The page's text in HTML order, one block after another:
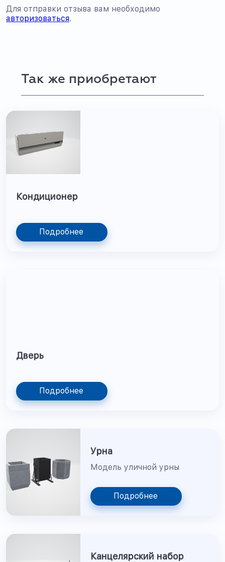
Для отправки отзыва вам необходимо
авторизоваться.
Так же приобретают
Кондиционер
Подробнее
Дверь
Подробнее
Урна
Модель уличной урны
Подробнее
Канцелярский набор